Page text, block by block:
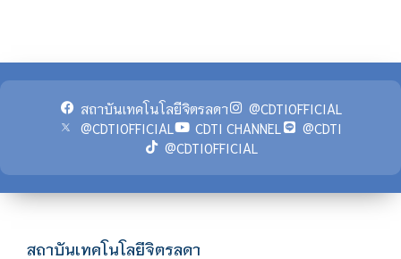
สถาบันเทคโนโลยีจิตรลดา
@CDTIOFFICIAL
@CDTIOFFICIAL
CDTI CHANNEL
@CDTI
@CDTIOFFICIAL
สถาบันเทคโนโลยีจิตรลดา